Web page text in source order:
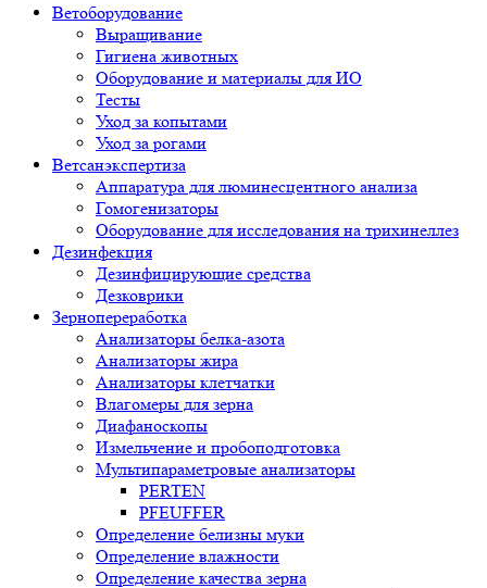
Ветоборудование
Выращивание
Гигиена животных
Оборудование и материалы для ИО
Тесты
Уход за копытами
Уход за рогами
Ветсанэкспертиза
Аппаратура для люминесцентного анализа
Гомогенизаторы
Оборудование для исследования на трихинеллез
Дезинфекция
Дезинфицирующие средства
Дезковрики
Зернопереработка
Анализаторы белка-азота
Анализаторы жира
Анализаторы клетчатки
Влагомеры для зерна
Диафаноскопы
Измельчение и пробоподготовка
Мультипараметровые анализаторы
PERTEN
PFEUFFER
Определение белизны муки
Определение влажности
Определение качества зерна